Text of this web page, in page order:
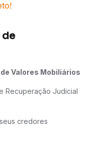
de
Valores Mobiliários
Recuperação Judicial
credores